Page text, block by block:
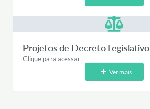
Indicação Nº 011/2026
Projetos de Decreto Legislativo
Clique para acessar
Ver mais